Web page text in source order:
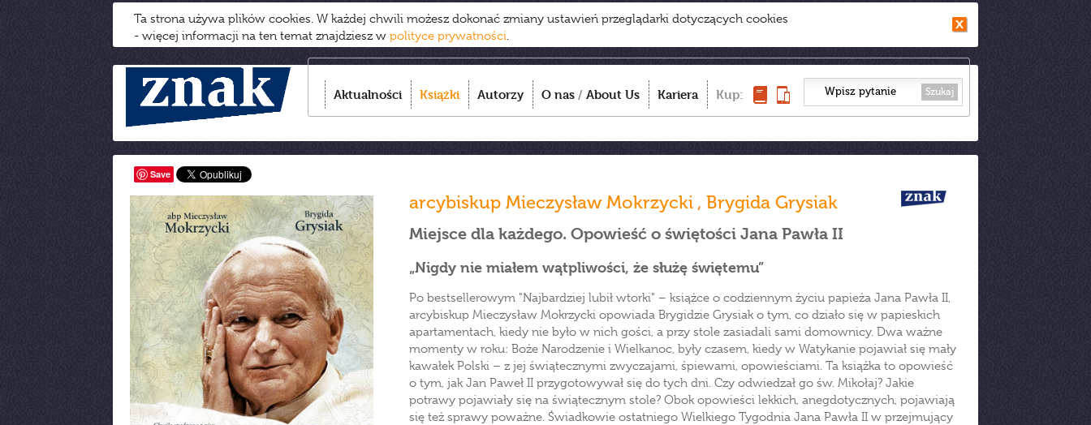
Ta strona używa plików cookies. W każdej chwili możesz dokonać zmiany ustawień przeglądarki dotyczących cookies
- więcej informacji na ten temat znajdziesz w polityce prywatności.
Aktualności Książki Autorzy O nas / About Us Kariera Kup: Szukaj
Save
arcybiskup Mieczysław Mokrzycki , Brygida Grysiak
Miejsce dla każdego. Opowieść o świętości Jana Pawła II
„Nigdy nie miałem wątpliwości, że służę świętemu”
Po bestsellerowym "Najbardziej lubił wtorki" – książce o codziennym życiu papieża Jana Pawła II,
arcybiskup Mieczysław Mokrzycki opowiada Brygidzie Grysiak o tym, co działo się w papieskich
apartamentach, kiedy nie było w nich gości, a przy stole zasiadali sami domownicy. Dwa ważne
momenty w roku: Boże Narodzenie i Wielkanoc, były czasem, kiedy w Watykanie pojawiał się mały
kawałek Polski – z jej świątecznymi zwyczajami, śpiewami, opowieściami. Ta książka to opowieść
o tym, jak Jan Paweł II przygotowywał się do tych dni. Czy odwiedzał go św. Mikołaj? Jakie
potrawy pojawiały się na świątecznym stole? Obok opowieści lekkich, anegdotycznych, pojawiają
się też sprawy poważne. Świadkowie ostatniego Wielkiego Tygodnia Jana Pawła II w przejmujący